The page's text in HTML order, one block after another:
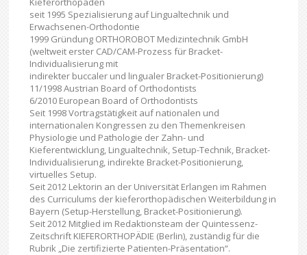
seit 1995 Spezialisierung auf Lingualtechnik und
Erwachsenen-Orthodontie
1999 Gründung ORTHOROBOT Medizintechnik GmbH
(weltweit erster CAD/CAM-Prozess für Bracket-
Individualisierung mit
indirekter buccaler und lingualer Bracket-Positionierung)
11/1998 Austrian Board of Orthodontists
6/2010 European Board of Orthodontists
Seit 1998 Vortragstätigkeit auf nationalen und
internationalen Kongressen zu den Themenkreisen
Physiologie und Pathologie der Zahn- und
Kieferentwicklung, Lingualtechnik, Setup-Technik, Bracket-
Individualisierung, indirekte Bracket-Positionierung,
virtuelles Setup.
Seit 2012 Lektorin an der Universität Erlangen im Rahmen
des Curriculums der kieferorthopädischen Weiterbildung in
Bayern (Setup-Herstellung, Bracket-Positionierung).
Seit 2012 Mitglied im Redaktionsteam der Quintessenz-
Zeitschrift KIEFERORTHOPÄDIE (Berlin), zuständig für die
Rubrik „Die zertifizierte Patienten-Präsentation“.